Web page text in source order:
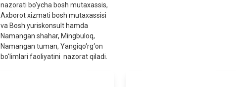
nazorati bo'ycha bosh mutaxassis,
Axborot xizmati bosh mutaxassisi
va Bosh yuriskonsult hamda
Namangan shahar, Mingbuloq,
Namangan tuman, Yangiqo‘rg‘on
bo'limlari faoliyatini nazorat qiladi.